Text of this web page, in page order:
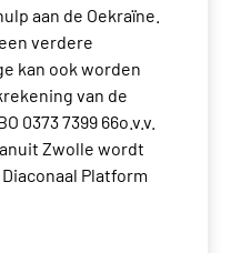
aan de Oekraïne.
verdere
kan ook worden
van de
0373 7399 66o.v.v.
Zwolle wordt
Platform